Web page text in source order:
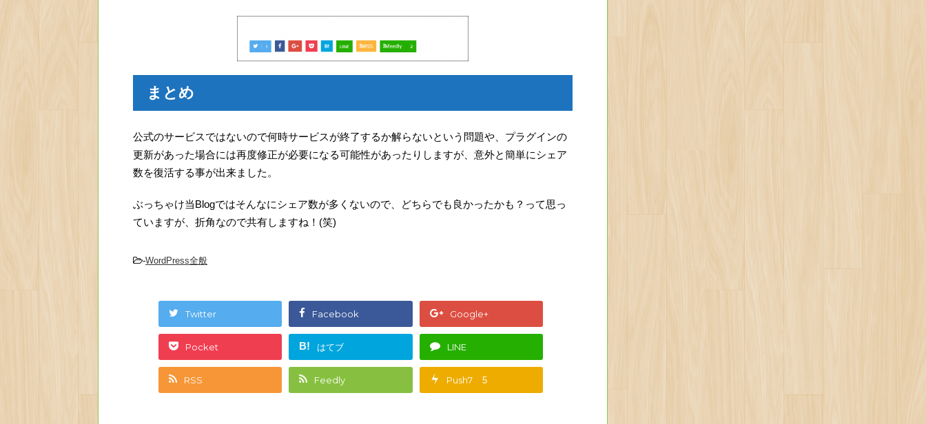
まとめ
公式のサービスではないので何時サービスが終了するか解らないという問題や、プラグインの
更新があった場合には再度修正が必要になる可能性があったりしますが、意外と簡単にシェア
数を復活する事が出来ました。
ぶっちゃけ当Blogではそんなにシェア数が多くないので、どちらでも良かったかも？って思っ
ていますが、折角なので共有しますね！(笑)
-WordPress全般
Twitter Facebook Google+
Pocket B! はてブ LINE
RSS Feedly Push7 5